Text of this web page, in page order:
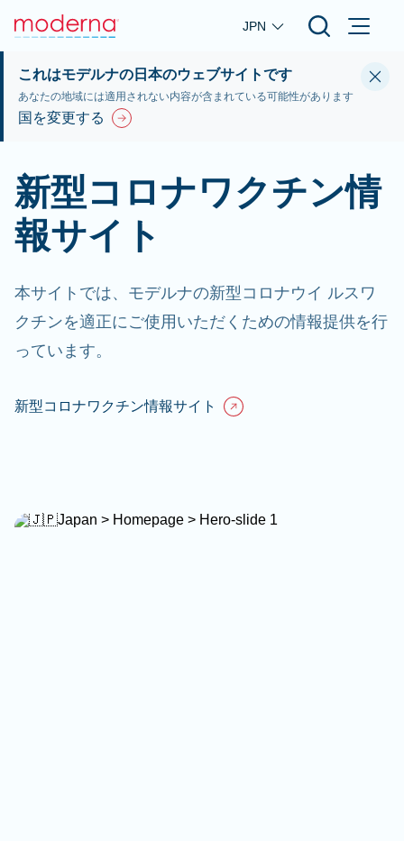
Skip to main content
JPN
これはモデルナの日本のウェブサイトです
あなたの地域には適用されない内容が含まれている可能性があります
国を変更する
新型コロナワクチン情
報サイト
本サイトでは、モデルナの新型コロナウイ ルスワ
クチンを適正にご使用いただくための情報提供を行
っています。
新型コロナワクチン情報サイト